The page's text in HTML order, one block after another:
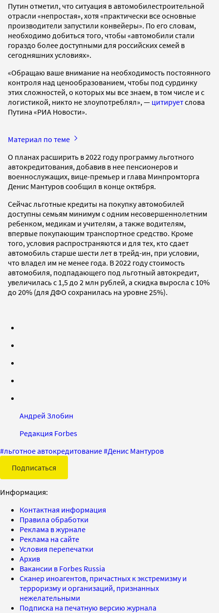
Путин отметил, что ситуация в автомобилестроительной
отрасли «непростая», хотя «практически все основные
производители запустили конвейеры». По его словам,
необходимо добиться того, чтобы «автомобили стали
гораздо более доступными для российских семей в
сегодняшних условиях».
«Обращаю ваше внимание на необходимость постоянного
контроля над ценообразованием, чтобы под сурдинку
этих сложностей, о которых мы все знаем, в том числе и с
логистикой, никто не злоупотреблял», — цитируетслова
Путина «РИА Новости».
Материал по теме
О планах расширить в 2022 году программу льготного
автокредитования, добавив в нее пенсионеров и
военнослужащих, вице-премьер и глава Минпромторга
Денис Мантуров сообщил в конце октября.
Сейчас льготные кредиты на покупку автомобилей
доступны семьям минимум с одним несовершеннолетним
ребенком, медикам и учителям, а также водителям,
впервые покупающим транспортное средство. Кроме
того, условия распространяются и для тех, кто сдает
автомобиль старше шести лет в трейд-ин, при условии,
что владел им не менее года. В 2022 году стоимость
автомобиля, подпадающего под льготный автокредит,
увеличилась с 1,5 до 2 млн рублей, а скидка выросла с 10%
до 20% (для ДФО сохранилась на уровне 25%).
Андрей Злобин
Редакция Forbes
#льготное автокредитование#Денис Мантуров
Подписаться
Информация:
Контактная информация
Правила обработки
Реклама в журнале
Реклама на сайте
Условия перепечатки
Архив
Вакансии в Forbes Russia
Сканер иноагентов, причастных к экстремизму и
терроризму и организаций, признанных
нежелательными
Подписка на печатную версию журнала